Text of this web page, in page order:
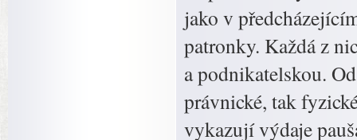
jako v
patronky. Každá z
a podnikatelskou.
právnické, tak
vykazují výdaje